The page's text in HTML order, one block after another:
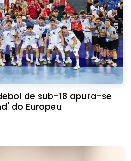
de sub-18 apura-se
do Europeu